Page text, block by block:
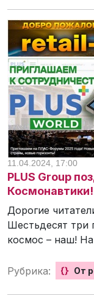
11.04.2024, 17:00
PLUS Group
Космонавтики!
Дорогие
Шестьдесят три
космос – наш!
Рубрика: {} От